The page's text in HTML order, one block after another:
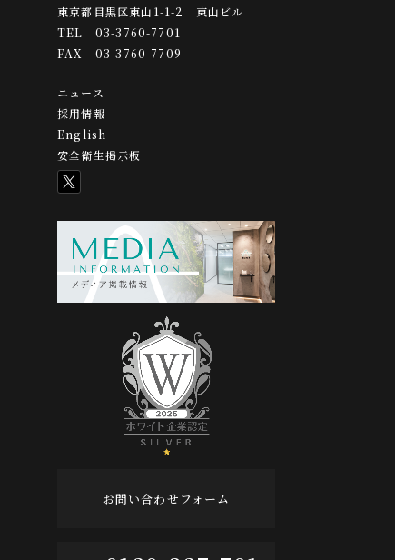
東京都目黒区東山1-1-2 東山ビル
TEL 03-3760-7701
FAX 03-3760-7709
ニュース
採用情報
English
安全衛生掲示板
お問い合わせフォーム